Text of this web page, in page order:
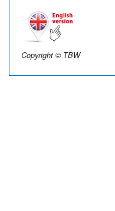
Copyright © TBW